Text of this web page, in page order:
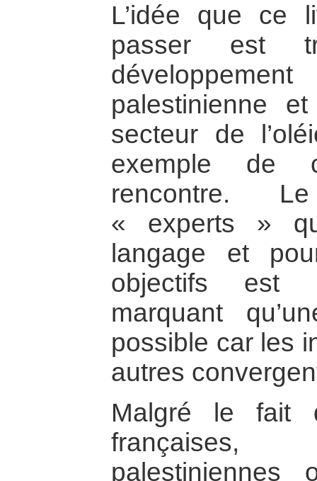
L’idée que ce
passer est
palestinienne
secteur de
exemple de
rencontre.
« experts »
langage et
objectifs est
marquant
possible car les
autres
Malgré le fait
françaises,
palestiniennes